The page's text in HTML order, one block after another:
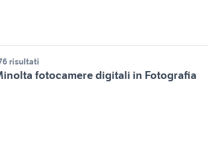
risultati
fotocamere digitali in Fotografia